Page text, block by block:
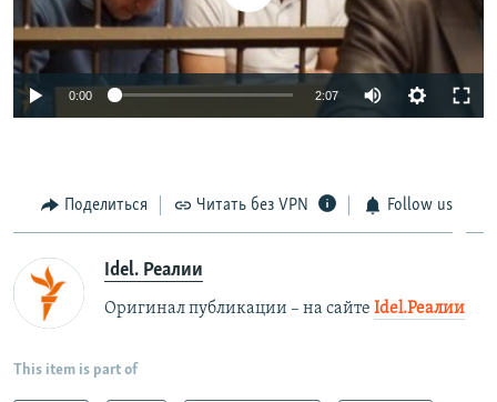
0:00 2:07
Поделиться Читать без VPN Follow us
Idel. Реалии
Оригинал публикации – на сайте Idel.Реалии
This item is part of